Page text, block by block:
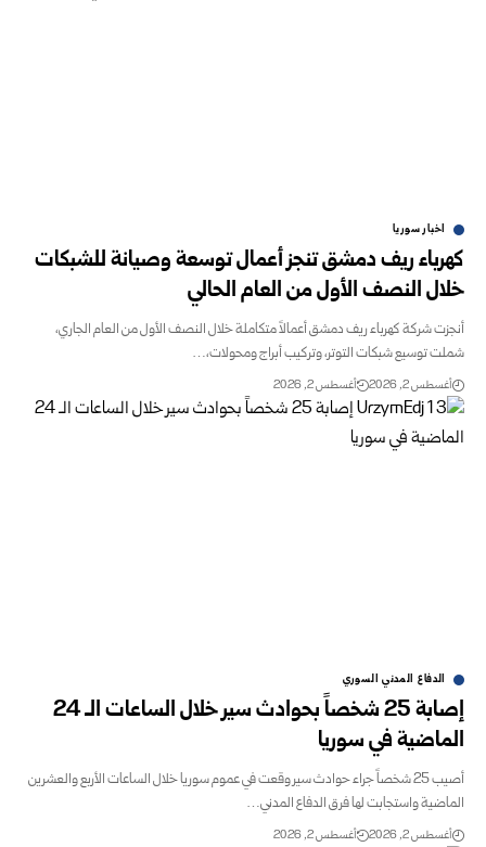
اخبار سوريا
كهرباء ريف دمشق تنجز أعمال توسعة وصيانة للشبكات
خلال النصف الأول من العام الحالي
أنجزت شركة كهرباء ريف دمشق أعمالاً متكاملة خلال النصف الأول من العام الجاري،
شملت توسيع شبكات التوتر، وتركيب أبراج ومحولات،…
أغسطس 2, 2026 أغسطس 2, 2026
الدفاع المدني السوري
إصابة 25 شخصاً بحوادث سير خلال الساعات الـ 24
الماضية ‏في سوريا
أصيب 25 شخصاً جراء حوادث سير وقعت في عموم سوريا ‏خلال الساعات الأربع والعشرين
الماضية واستجابت لها فرق ‏الدفاع المدني…
أغسطس 2, 2026 أغسطس 2, 2026